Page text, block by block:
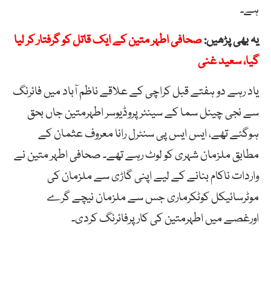
ہے۔
یہ بھی پڑھیں:صحافی اطہر متین کے ایک قاتل کو گرفتار کر لیا
گیا، سعید غنی
یاد رہے دو ہفتے قبل کراچی کے علاقے ناظم آباد میں فائرنگ
سے نجی چینل سما کے سینئر پروڈیوسر اطہرمتین جاں بحق
ہوگئے تھے، ایس ایس پی سنٹرل رانا معروف عثمان کے
مطابق ملزمان شہری کو لوٹ رہے تھے۔ صحافی اطہر متین نے
واردات ناکام بنانے کے لیے اپنی گاڑی سے ملزمان کی
موٹرسائیکل کوٹکرماری جس سے ملزمان نیچے گرے
اورغصے میں اطہرمتین کی کار پرفائرنگ کردی۔